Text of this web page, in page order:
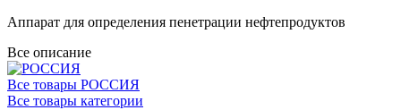
Аппарат для определения пенетрации нефтепродуктов
Все описание
Все товары РОССИЯ
Все товары категории